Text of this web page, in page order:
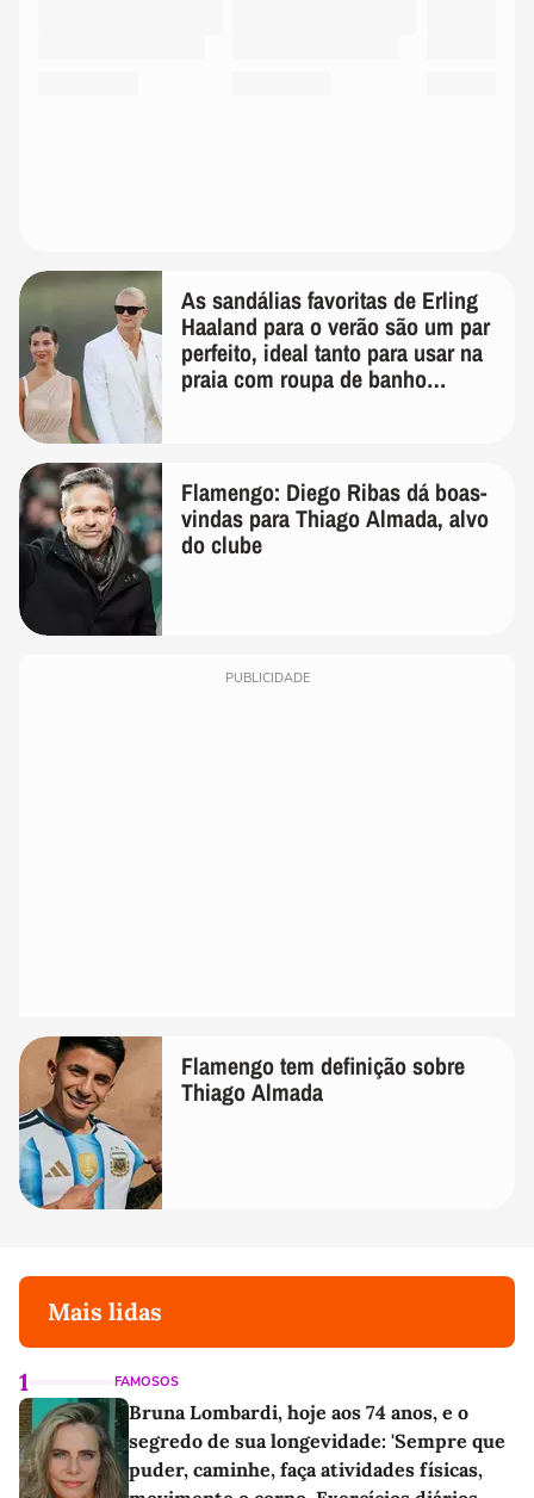
As sandálias favoritas de Erling
Haaland para o verão são um par
perfeito, ideal tanto para usar na
praia com roupa de banho
Flamengo: Diego Ribas dá boas-
vindas para Thiago Almada, alvo
do clube
PUBLICIDADE
Flamengo tem definição sobre
Thiago Almada
Mais lidas
1 FAMOSOS
Bruna Lombardi, hoje aos 74 anos, e o
segredo de sua longevidade: 'Sempre que
puder, caminhe, faça atividades físicas,